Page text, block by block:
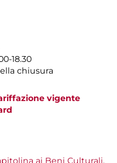
18.30
chiusura
vigente
ai Beni Culturali,